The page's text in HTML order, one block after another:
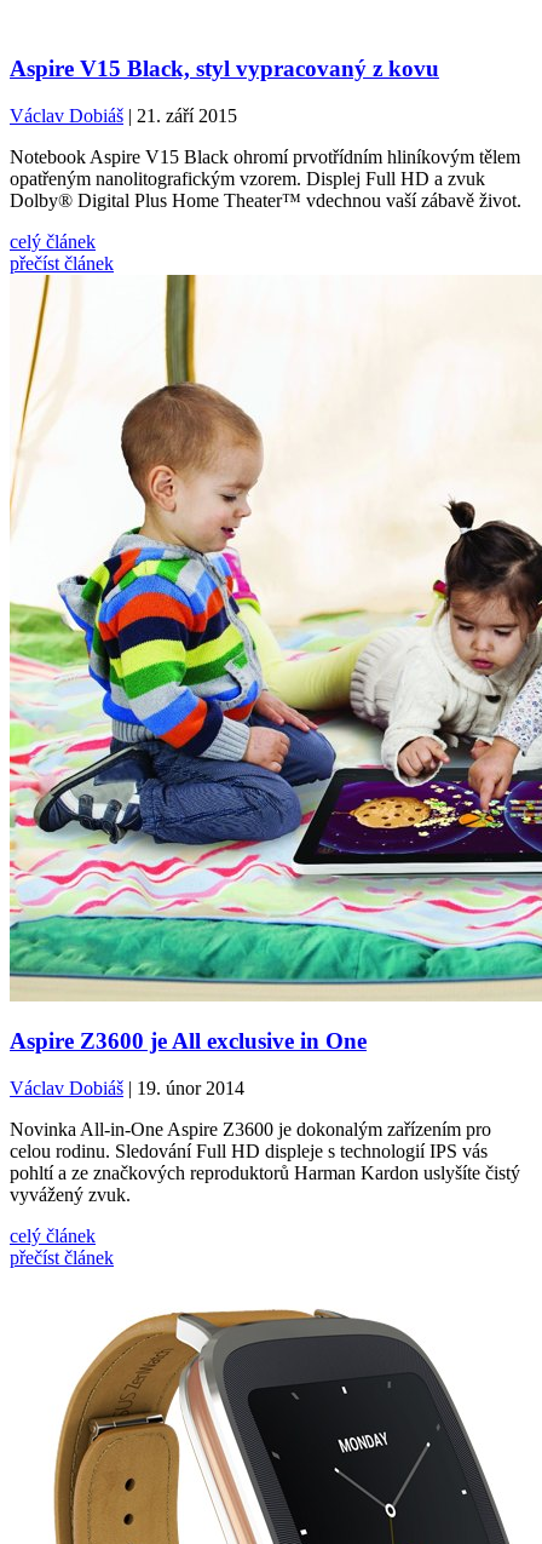
Aspire V15 Black, styl vypracovaný z kovu
Václav Dobiáš | 21. září 2015
Notebook Aspire V15 Black ohromí prvotřídním hliníkovým tělem
opatřeným nanolitografickým vzorem. Displej Full HD a zvuk
Dolby® Digital Plus Home Theater™ vdechnou vaší zábavě život.
celý článek
přečíst článek
Aspire Z3600 je All exclusive in One
Václav Dobiáš | 19. únor 2014
Novinka All-in-One Aspire Z3600 je dokonalým zařízením pro
celou rodinu. Sledování Full HD displeje s technologií IPS vás
pohltí a ze značkových reproduktorů Harman Kardon uslyšíte čistý
vyvážený zvuk.
celý článek
přečíst článek